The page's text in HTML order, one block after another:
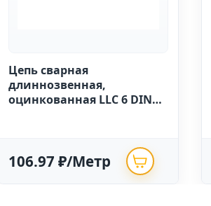
Цепь сварная
длиннозвенная,
оцинкованная LLC 6 DIN
106.97 ₽/Метр